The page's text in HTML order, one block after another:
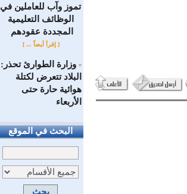
تموز وآب للعاملين في
الوظائف ‏التعليمية
المجددة عقودهم ‏
[ إقرأ أيضاً ... ]
= وزارة الطوارئ تحذر:
البلاد تتعرض لكتلة
هوائية حارة حتى
الأربعاء
البحث في الموقع